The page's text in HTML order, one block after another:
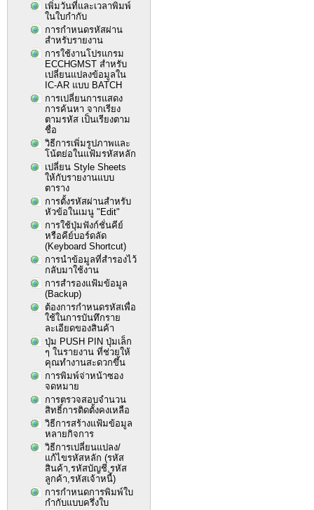
เพิ่มวันที่และเวลาพิมพ์
ในใบกำกับ
การกำหนดรหัสผ่าน
สำหรับรายงาน
การใช้งานโปรแกรม
ECCHGMST สำหรับ
เปลี่ยนแปลงข้อมูลใน
IC-AR แบบ BATCH
การเปลี่ยนการแสดง
การค้นหา จากเรียง
ตามรหัส เป็นเรียงตาม
ชื่อ
วิธีการเพิ่มรูปภาพและ
โน้ตย่อในแฟ้มรหัสหลัก
เปลี่ยน Style Sheets
ให้กับรายงานแบบ
ตาราง
การตั้งรหัสผ่านสำหรับ
หัวข้อในเมนู "Edit"
การใช้ปุ่มฟังก์ชั่นคีย์
หรือคีย์บอร์ดลัด
(Keyboard Shortcut)
การนำข้อมูลที่สำรองไว้
กลับมาใช้งาน
การสำรองแฟ้มข้อมูล
(Backup)
ต้องการกำหนดรหัสเพื่อ
ใช้ในการบันทึกราย
ละเอียดของสินค้า
ปุ่ม PUSH PIN ปุ่มเล็ก
ๆ ในรายงาน ที่ช่วยให้
คุณทำงานสะดวกขึ้น
การพิมพ์จ่าหน้าซอง
จดหมาย
การตรวจสอบจำนวน
สิทธิ์การติดตั้งคงเหลือ
วิธีการสร้างแฟ้มข้อมูล
หลายกิจการ
วิธีการเปลี่ยนแปลง/
แก้ไขรหัสหลัก (รหัส
สินค้า,รหัสบัญชี,รหัส
ลูกค้า,รหัสเจ้าหนี้)
การกำหนดการพิมพ์ใบ
กำกับแบบครึ่งใบ